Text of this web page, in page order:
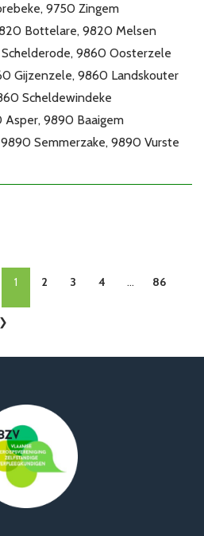
9750 Zingem
Bottelare 9820 Melsen
9860 Oosterzele
Gijzenzele 9860 Landskouter
Scheldewindeke
Asper 9890 Baaigem
9890 Semmerzake 9890 Vurste
1 2 3 4 ... 86